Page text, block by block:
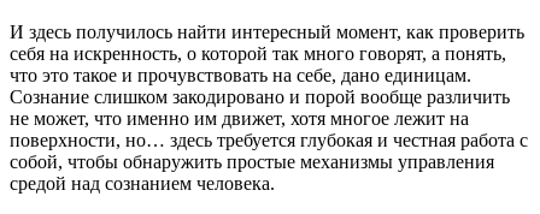
И здесь получилось найти интересный момент, как проверить
себя на искренность, о которой так много говорят, а понять,
что это такое и прочувствовать на себе, дано единицам.
Сознание слишком закодировано и порой вообще различить
не может, что именно им движет, хотя многое лежит на
поверхности, но… здесь требуется глубокая и честная работа с
собой, чтобы обнаружить простые механизмы управления
средой над сознанием человека.